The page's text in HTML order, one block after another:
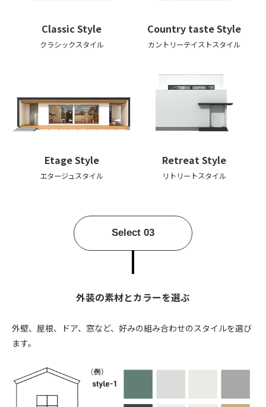
ClassicStyle
クラシックスタイル
Country tasteStyle
カントリーテイストスタイル
EtageStyle
エタージュスタイル
Retreat Style
リトリートスタイル
Select 03
外装の素材とカラーを選ぶ
外壁、屋根、ドア、窓など、好みの組み合わせのスタイルを選び
ます。